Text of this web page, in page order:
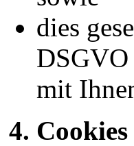
dies
mit
4. Cookies